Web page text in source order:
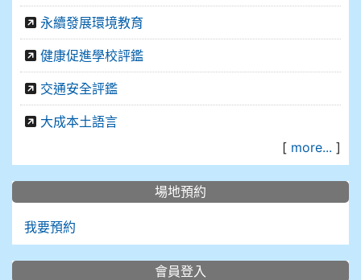
永續發展環境教育
健康促進學校評鑑
交通安全評鑑
大成本土語言
[ more... ]
場地預約
我要預約
會員登入